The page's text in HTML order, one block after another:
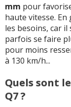
mm pour
haute vitesse.
les besoins, car
parfois se faire
pour moins
à 130 km/h...
Quels sont
Q7 ?